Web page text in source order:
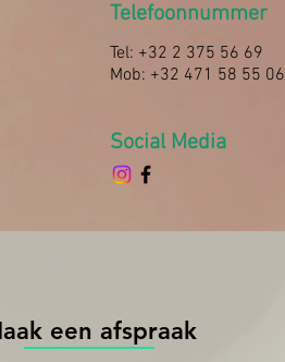
Telefoonnummer
Tel: +32 2 375 56 69
Mob: +32 471 58 55 06
Social Media
een afspraak